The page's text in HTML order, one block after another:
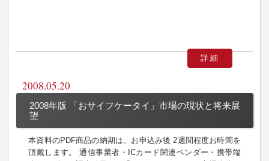
詳細
2008.05.20
2008年版 「おサイフケータイ」市場の現状と将来展
望
本資料のPDF商品の納期は、お申込み後 2週間程度お時間を
頂戴します。 通信事業者・ICカード関連ベンダー・携帯端